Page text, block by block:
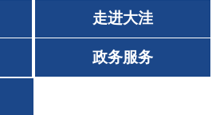
走进大洼
政务服务